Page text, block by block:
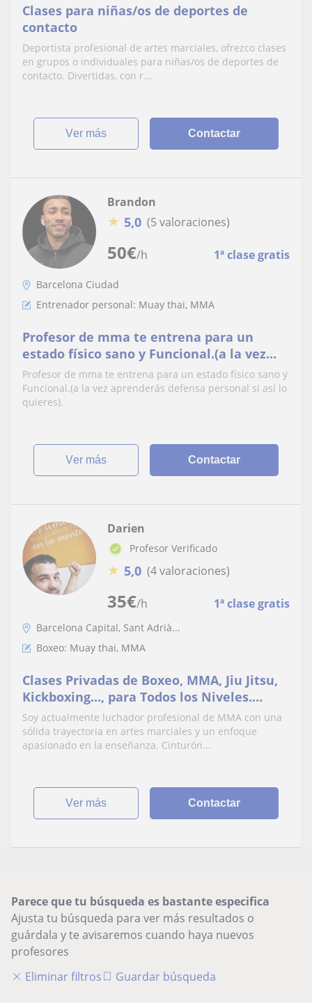
Clases para niñas/os de deportes de
contacto
Deportista profesional de artes marciales, ofrezco clases
en grupos o individuales para niñas/os de deportes de
contacto. Divertidas, con r...
ver más Contactar
50€/h 1ª clase gratis
Brandon
★ 5,0 (5 valoraciones)
Barcelona Ciudad
Entrenador personal: Muay thai, MMA
Profesor de mma te entrena para un
estado físico sano y Funcional.(a la vez
aprenderás defensa personal si así lo
quieres)
Profesor de mma te entrena para un estado físico sano y
Funcional.(a la vez aprenderás defensa personal si así lo
quieres).
ver más Contactar
35€/h 1ª clase gratis
Darien
Profesor Verificado
★ 5,0 (4 valoraciones)
Barcelona Capital, Sant Adrià...
Boxeo: Muay thai, MMA
Clases Privadas de Boxeo, MMA, Jiu Jitsu,
Kickboxing..., para Todos los Niveles.
¡Transforma tu Cuerpo y Mente!
Soy actualmente luchador profesional de MMA con una
sólida trayectoria en artes marciales y un enfoque
apasionado en la enseñanza. Cinturón...
ver más Contactar
Parece que tu búsqueda es bastante especifica
Ajusta tu búsqueda para ver más resultados o
guárdala y te avisaremos cuando haya nuevos
profesores
Eliminar filtros
Guardar búsqueda